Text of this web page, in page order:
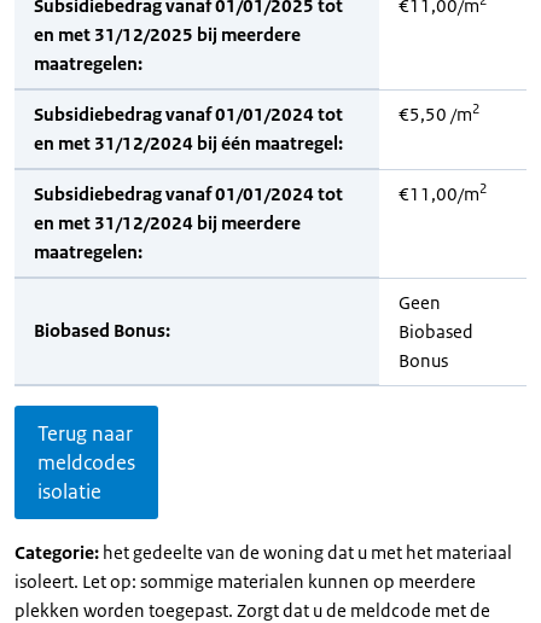
Subsidiebedrag vanaf 01/01/2025 tot
en met 31/12/2025 bij meerdere
maatregelen:
€11,00/m
Subsidiebedrag vanaf 01/01/2024 tot
en met 31/12/2024 bij één maatregel:
€5,50 /m2
Subsidiebedrag vanaf 01/01/2024 tot
en met 31/12/2024 bij meerdere
maatregelen:
€11,00/m2
Biobased Bonus:
Geen
Biobased
Bonus
Terug naar
meldcodes
isolatie
Categorie: het gedeelte van de woning dat u met het materiaal
isoleert. Let op: sommige materialen kunnen op meerdere
plekken worden toegepast. Zorgt dat u de meldcode met de